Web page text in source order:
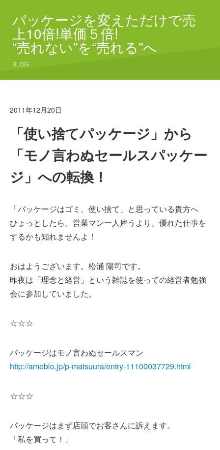
パッケージを変えただけで売
上10倍!単価５倍!
“売れない”を“売れる”へ
BLOG
2011年12月20日
「使い捨てパッケージ」から
「モノ言わぬセールスパッケー
ジ」への転換！
「パッケージはゴミ、使い捨て」と思っている貴方へ
ひょっとしたら、営業マン一人雇うより、優れた仕事を
するかも知れませんよ！
おはようございます。松浦 陽司です。
昨夜は「理念と経営」という雑誌を使っての経営者勉強
会に参加していました。
☆☆☆
パッケージはモノ言わぬセールスマン
http://ameblo.jp/p-matsuura/entry-11100037729.html
☆☆☆
パッケージはまず店頭でお客さんに訴えます。
「私を買って！」